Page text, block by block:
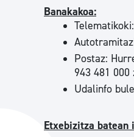
Kirola
Banakakoa:
Postaz:
943 481
Udalinfo
Etxebizitza